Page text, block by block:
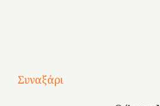
Συναξάρι
Μια
και
Κατασκηνωτικές